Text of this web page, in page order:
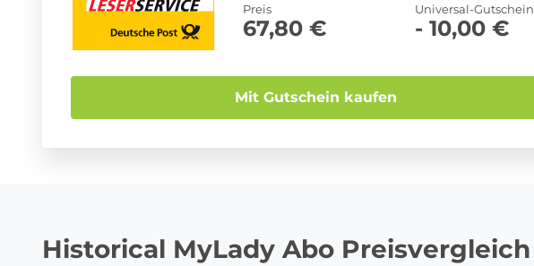
Preis
67,80 €
Universal-Gutschein
- 10,00 €
Mit Gutschein kaufen
Historical MyLady Abo Preisvergleich